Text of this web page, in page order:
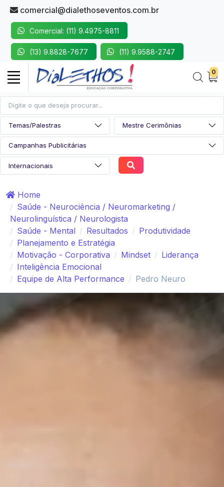
comercial@dialethoseventos.com.br
Comercial: (11) 9.4975-8811
(13) 9.8828-7677 (11) 9.9588-2747
0
Home
Saúde - Neurociência / Neuromarketing /
Neurolinguística / Neurologista
Saúde - Mental
Resultados
Produtividade
Planejamento e Estratégia
Motivação - Corporativa
Mindset
Liderança
Inteligência Emocional
Equipe de Alta Performance
Pedro Neuro